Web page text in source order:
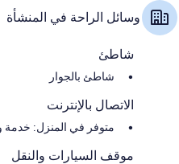
ساحات خاصة، ودواليب/خزائن
وسائل الراحة في المنشأة
شاطئ
شاطئ بالجوار
الاتصال بالإنترنت
متوفر في المنزل: خدمة
موقف السيارات والنقل